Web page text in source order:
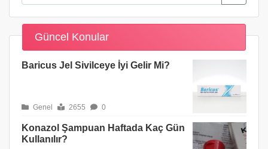
Güncel Konular
Baricus Jel Sivilceye İyi Gelir Mi?
Genel 2655 0
Konazol Şampuan Haftada Kaç Gün
Kullanılır?